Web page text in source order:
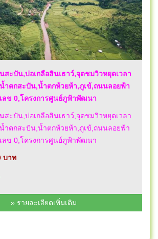
ะปัน,บ่อเกลือสินเธาว์,จุดชมวิวหยุดเวลา
ตกสะปัน,น้ำตกห้วยห้า,ภูเข้,ถนนลอยฟ้า
ลข 0,โครงการศูนย์ภูฟ้าพัฒนา
ะปัน,บ่อเกลือสินเธาว์,จุดชมวิวหยุดเวลา
ตกสะปัน,น้ำตกห้วยห้า,ภูเข้,ถนนลอยฟ้า
ลข 0,โครงการศูนย์ภูฟ้าพัฒนา
บาท
» รายละเอียดเพิ่มเติม